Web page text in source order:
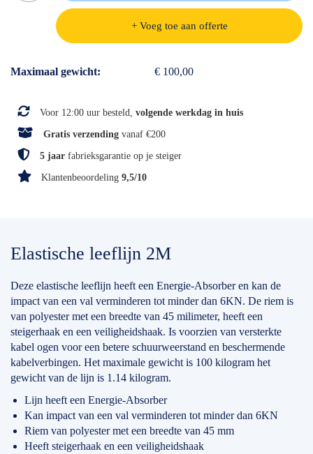
+ Voeg toe aan offerte
Specificaties
Maximaal gewicht € 100,00
Voor 12:00 uur besteld, volgende werkdag in huis
Gratis verzending vanaf €200
5 jaar fabrieksgarantie op je steiger
Klantenbeoordeling 9,5/10
Elastische leeflijn 2M
Deze elastische leeflijn heeft een Energie-Absorber en kan de
impact van een val verminderen tot minder dan 6KN. De riem is
van polyester met een breedte van 45 milimeter, heeft een
steigerhaak en een veiligheidshaak. Is voorzien van versterkte
kabel ogen voor een betere schuurweerstand en beschermende
kabelverbingen. Het maximale gewicht is 100 kilogram het
gewicht van de lijn is 1.14 kilogram.
Lijn heeft een Energie-Absorber
Kan impact van een val verminderen tot minder dan 6KN
Riem van polyester met een breedte van 45 mm
Heeft steigerhaak en een veiligheidshaak